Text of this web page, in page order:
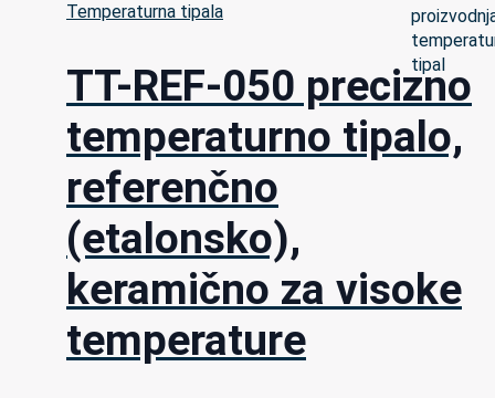
Temperaturna tipala
TT-REF-050 precizno
temperaturno tipalo,
referenčno
(etalonsko),
keramično za visoke
temperature